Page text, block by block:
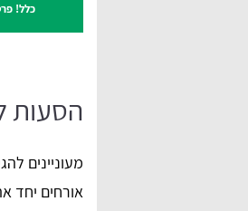
כלל!
הסעות
מעוניינים
אורחים יחד